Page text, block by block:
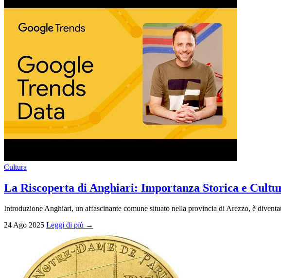
Cultura
La Riscoperta di Anghiari: Importanza Storica e
Introduzione Anghiari, un affascinante comune situato nella provincia di Arezzo, è
24 Ago 2025 Leggi di più →